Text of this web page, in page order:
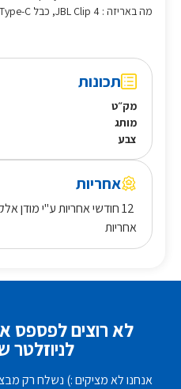
מה באריזה : JBL Clip 4, כבל Type-C להטענה, מדריך למשתמש.
תכונות
מק״ט
מותג
צבע
אחריות
12 חודשי אחריות ע"י מודן
אחריות
לא רוצים לפספס
אנחנו לא מציקים :) נשלח רק